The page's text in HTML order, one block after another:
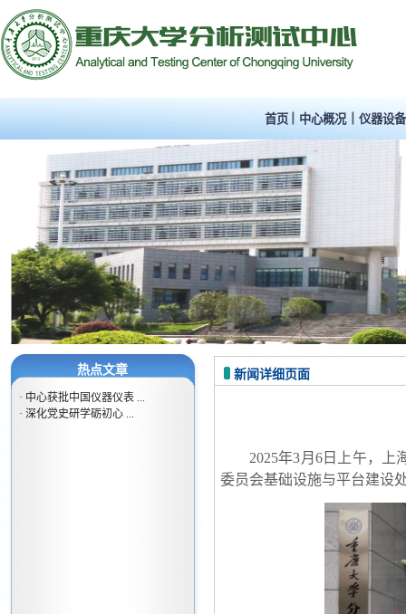
首页 中心概况 仪器设
热点文章
· 中心获批中国仪器仪表 ...
· 深化党史研学砺初心 ...
新闻详细页面
2025年3月6日上午，上
委员会基础设施与平台建设